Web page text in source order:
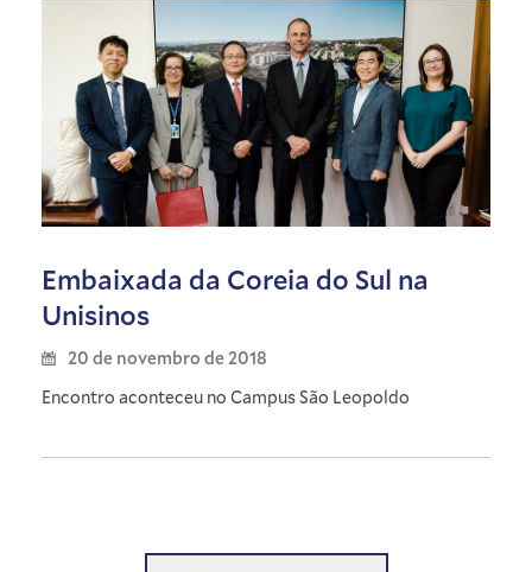
Embaixada da Coreia do Sul na
Unisinos
20 de novembro de 2018
Encontro aconteceu no Campus São Leopoldo